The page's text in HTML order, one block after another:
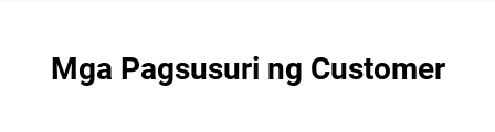
Mga Pagsusuri ng Customer